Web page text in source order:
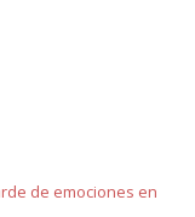
de emociones en